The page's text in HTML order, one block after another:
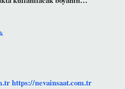
https://nevainsaat.com.tr